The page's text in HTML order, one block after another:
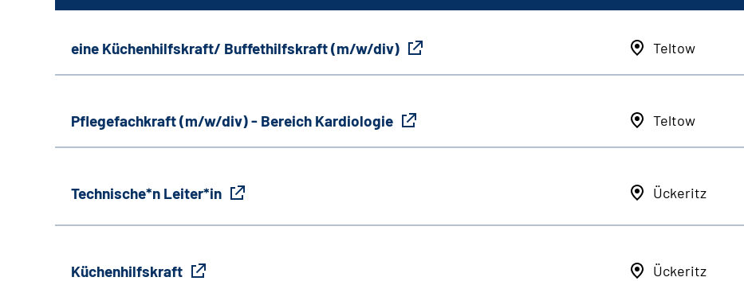
eine Küchenhilfskraft/ Buffethilfskraft (m/w/div) Teltow
Pflegefachkraft (m/w/div) - Bereich Kardiologie Teltow
Technische*n Leiter*in Ückeritz
Küchenhilfskraft Ückeritz